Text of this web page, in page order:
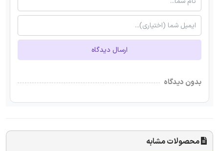
ارسال دیدگاه
بدون دیدگاه
محصولات مشابه